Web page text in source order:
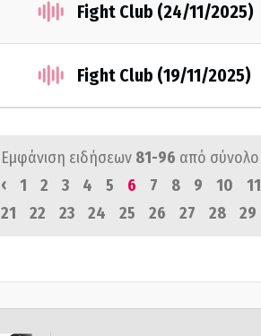
Fight Club (24/11/2025)
Fight Club (19/11/2025)
Εμφάνιση ειδήσεων 81-96 από σύνολο
‹
1 2 3 4 5 6 7 8 9 10 11
21
22 23 24 25 26 27 28 29